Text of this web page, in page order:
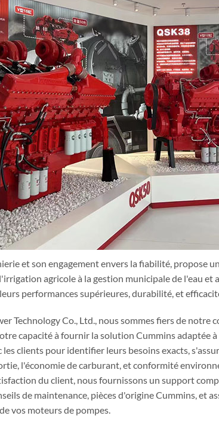
et son engagement envers la fiabilité, propose
agricole à la gestion municipale de l'eau
performances supérieures, durabilité, et
Technology Co., Ltd., nous sommes fiers de
capacité à fournir la solution Cummins
clients pour identifier leurs besoins exacts,
l'économie de carburant, et conformité
du client, nous fournissons un support
de maintenance, pièces d'origine Cummins, et
vos moteurs de pompes.